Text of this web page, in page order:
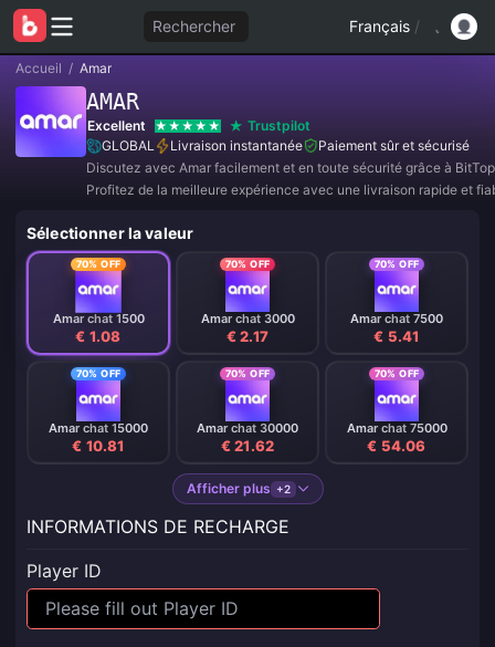
Rechercher Français /
Accueil / Amar
AMAR
Excellent
Trustpilot
GLOBAL
Livraison instantanée
Paiement sûr et sécurisé
Discutez avec Amar facilement et en toute sécurité grâce à
Profitez de la meilleure expérience avec une livraison rapide et
incroyables ! ✨
Sélectionner la valeur
70% OFF
Amar chat 1500
€ 1.08
70% OFF
Amar chat 3000
€ 2.17
70% OFF
Amar chat 7500
€ 5.41
70% OFF
Amar chat 15000
€ 10.81
70% OFF
Amar chat 30000
€ 21.62
70% OFF
Amar chat 75000
€ 54.06
Afficher plus +2
INFORMATIONS DE RECHARGE
Player ID